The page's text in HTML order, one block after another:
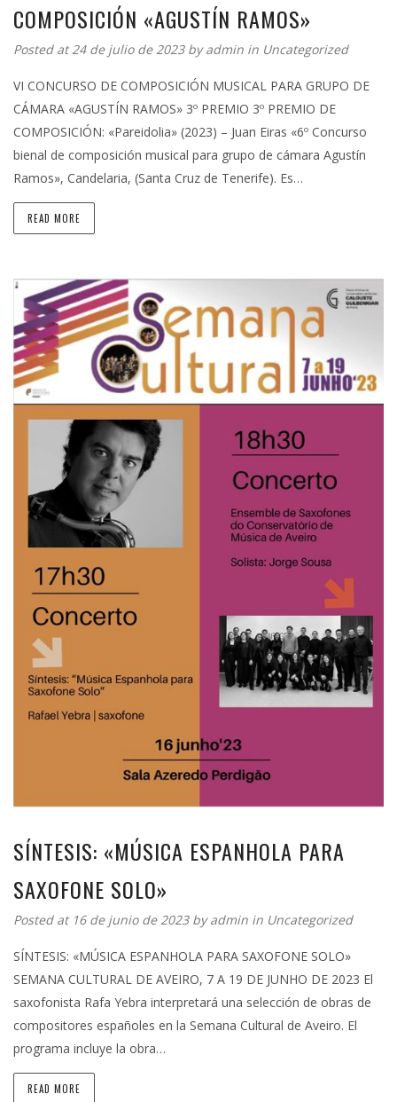
COMPOSICIÓN «AGUSTÍN RAMOS»
Posted at 24 de julio de 2023 byadmin in Uncategorized
VI CONCURSO DE COMPOSICIÓN MUSICAL PARA GRUPO DE
CÁMARA «AGUSTÍN RAMOS» 3º PREMIO 3º PREMIO DE
COMPOSICIÓN: «Pareidolia» (2023) – Juan Eiras «6º Concurso
bienal de composición musical para grupo de cámara Agustín
Ramos», Candelaria, (Santa Cruz de Tenerife). Es…
READ MORE
SÍNTESIS: «MÚSICA ESPANHOLA PARA
SAXOFONE SOLO»
Posted at 16 de junio de 2023 byadmin in Uncategorized
SÍNTESIS: «MÚSICA ESPANHOLA PARA SAXOFONE SOLO»
SEMANA CULTURAL DE AVEIRO, 7 A 19 DE JUNHO DE 2023 El
saxofonista Rafa Yebra interpretará una selección de obras de
compositores españoles en la Semana Cultural de Aveiro. El
programa incluye la obra…
READ MORE